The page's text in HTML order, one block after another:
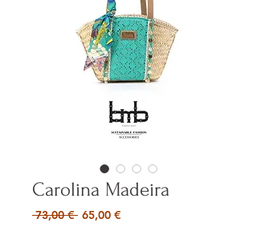
Carolina Madeira
73,00 € Κανονική
65,00 €